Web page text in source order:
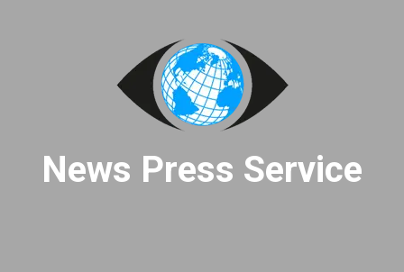
News Press Service